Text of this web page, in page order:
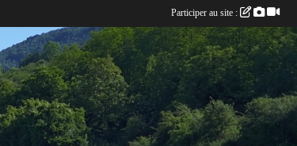
Participer au site :